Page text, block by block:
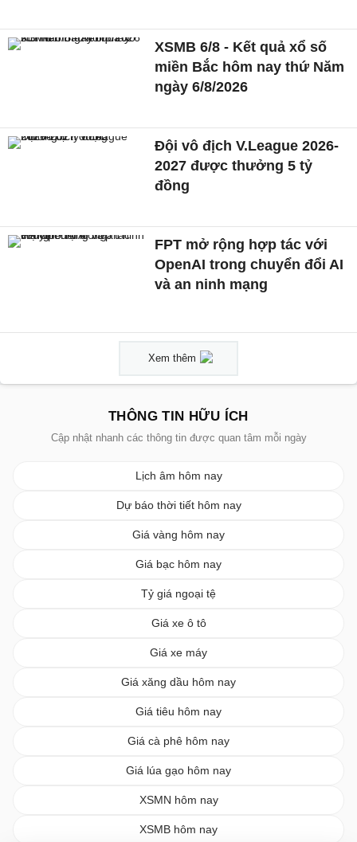
XSMB 6/8 - Kết quả xổ số
miền Bắc hôm nay thứ Năm
ngày 6/8/2026
Đội vô địch V.League 2026-
2027 được thưởng 5 tỷ
đồng
FPT mở rộng hợp tác với
OpenAI trong chuyển đổi AI
và an ninh mạng
Xem thêm
THÔNG TIN HỮU ÍCH
Cập nhật nhanh các thông tin được quan tâm mỗi ngày
Lịch âm hôm nay
Dự báo thời tiết hôm nay
Giá vàng hôm nay
Giá bạc hôm nay
Tỷ giá ngoại tệ
Giá xe ô tô
Giá xe máy
Giá xăng dầu hôm nay
Giá tiêu hôm nay
Giá cà phê hôm nay
Giá lúa gạo hôm nay
XSMN hôm nay
XSMB hôm nay